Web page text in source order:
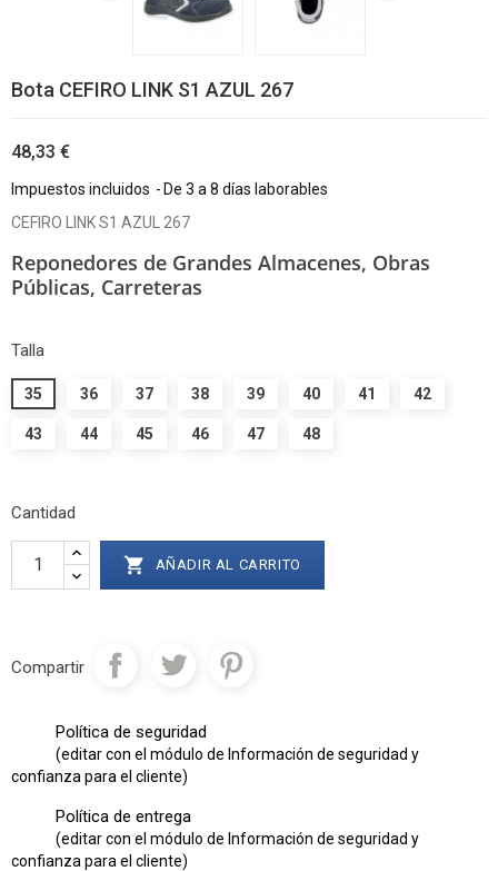
Bota CEFIRO LINK S1 AZUL 267
48,33 €
Impuestos incluidos
De 3 a 8 días laborables
CEFIRO LINK S1 AZUL 267
Reponedores de Grandes Almacenes, Obras
Públicas, Carreteras
Talla
35 36 37 38 39 40 41 42
43 44 45 46 47 48
Cantidad
 AÑADIR AL CARRITO
Compartir
Política de seguridad
(editar con el módulo de Información de seguridad y
confianza para el cliente)
Política de entrega
(editar con el módulo de Información de seguridad y
confianza para el cliente)